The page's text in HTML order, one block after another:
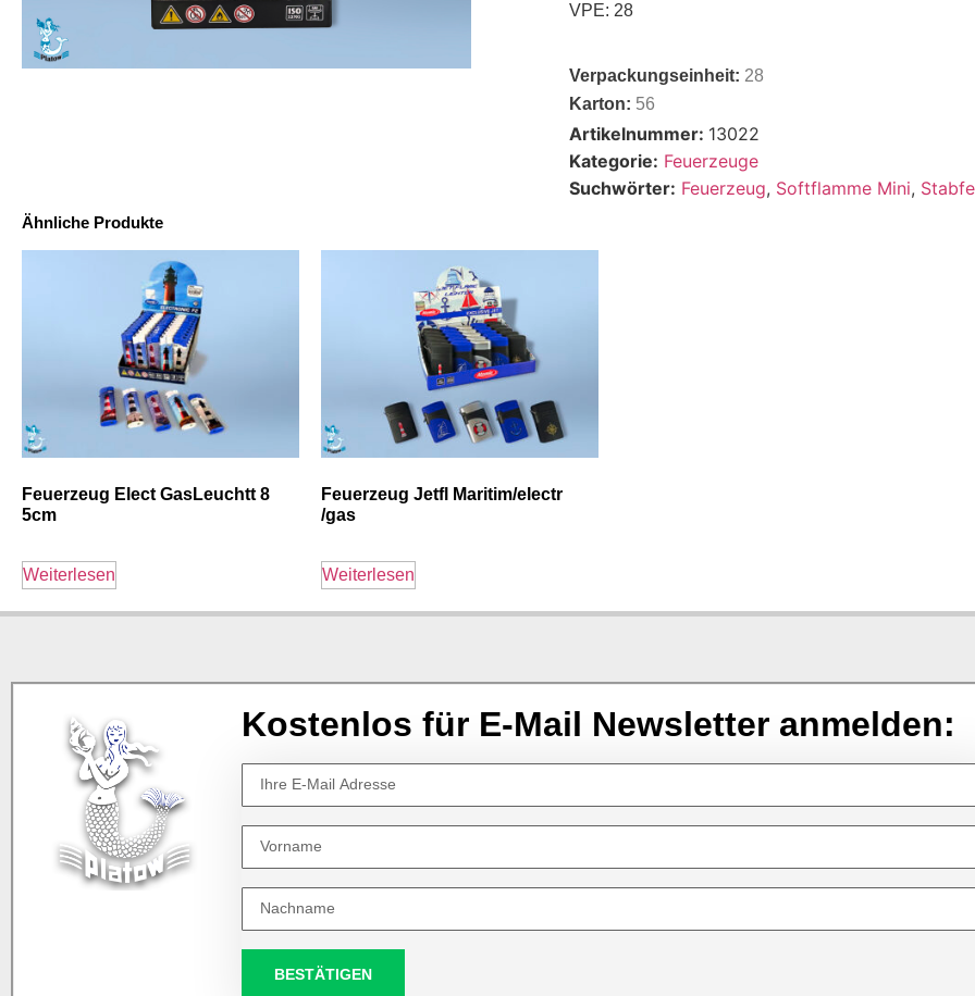
VPE: 28
Verpackungseinheit: 28
Karton: 56
Artikelnummer: 13022
Kategorie: Feuerzeuge
Suchwörter: Feuerzeug, Softflamme Mini,
Ähnliche Produkte
Feuerzeug Elect GasLeuchtt 8
5cm
Weiterlesen
Feuerzeug Jetfl Maritim/electr
/gas
Weiterlesen
Kostenlos für E-Mail Newsletter anmelden:
BESTÄTIGEN